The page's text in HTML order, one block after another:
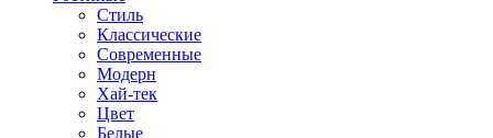
Стиль
Классические
Современные
Модерн
Хай-тек
Цвет
Белые